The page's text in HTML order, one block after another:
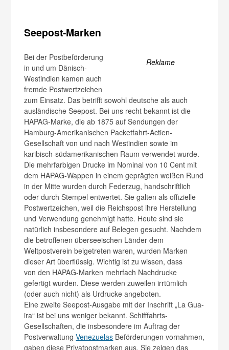
Seepost-Marken
Reklame
Bei der Postbeförderung
in und um Dänisch-
Westindien kamen auch
fremde Postwertzeichen
zum Einsatz. Das betrifft sowohl deutsche als auch
ausländische Seepost. Bei uns recht bekannt ist die
HAPAG-Marke, die ab 1875 auf Sendungen der
Hamburg-Amerikanischen Packetfahrt-Actien-
Gesellschaft von und nach Westindien sowie im
karibisch-südamerikanischen Raum verwendet wurde.
Die mehrfarbigen Drucke im Nominal von 10 Cent mit
dem HAPAG-Wappen in einem geprägten weißen Rund
in der Mitte wurden durch Federzug, handschriftlich
oder durch Stempel entwertet. Sie galten als offizielle
Postwertzeichen, weil die Reichspost ihre Herstellung
und Verwendung genehmigt hatte. Heute sind sie
natürlich insbesondere auf Belegen gesucht. Nachdem
die betroffenen überseeischen Länder dem
Weltpostverein beigetreten waren, wurden Marken
dieser Art überflüssig. Wichtig ist zu wissen, dass
von den HAPAG-Marken mehrfach Nachdrucke
gefertigt wurden. Diese werden zuweilen irrtümlich
(oder auch nicht) als Urdrucke angeboten.
Eine zweite Seepost-Ausgabe mit der Inschrift „La Gua­
ira“ ist bei uns weniger bekannt. Schifffahrts-
Gesellschaften, die insbesondere im Auftrag der
PostverwaltungVenezuelas Beförderungen vornahmen,
gaben diese Privatpostmarken aus. Sie zeigen das